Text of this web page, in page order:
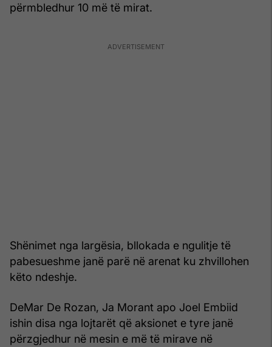
përmbledhur 10 më të mirat.
Shënimet nga largësia, bllokada e ngulitje të
pabesueshme janë parë në arenat ku zhvillohen
këto ndeshje.
DeMar De Rozan, Ja Morant apo Joel Embiid
ishin disa nga lojtarët që aksionet e tyre janë
përzgjedhur në mesin e më të mirave në